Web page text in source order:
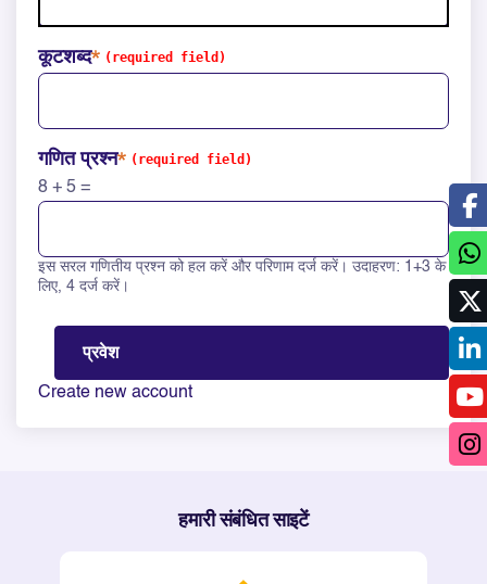
कूटशब्द
गणित प्रश्न
8 + 5 =
Solve this math question: 8 + 5 =
इस सरल गणितीय प्रश्न को हल करें और परिणाम दर्ज करें। उदाहरण: 1+3 के
लिए, 4 दर्ज करें।
Create new account
हमारी संबंधित साइटें